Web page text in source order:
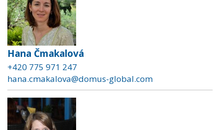
Hana Čmakalová
+420 775 971 247
hana.cmakalova@domus-global.com